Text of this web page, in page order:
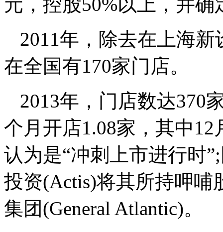
元，控股50%以上，并
2011年，除去在上海
在全国有170家门店。
2013年，门店数达370
个月开店1.08家，其中
认为是“冲刺上市进行时
投资(Actis)将其所持呷哺
集团(General Atlantic)。